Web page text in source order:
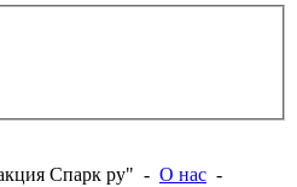
Спарк ру" - О нас -